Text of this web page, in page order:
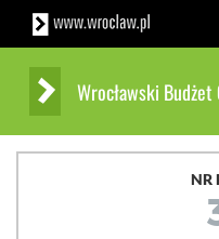
Wrocławski
NR